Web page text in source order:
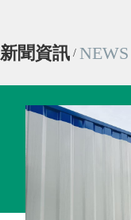
新聞資訊 /